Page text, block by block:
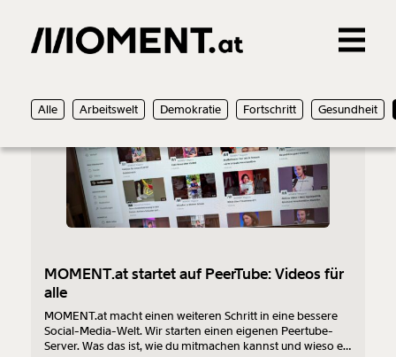
0Treffer 0Artikel
Alle Arbeitswelt Demokratie Fortschritt Gesundheit
30.06.2026
MOMENT.at startet auf PeerTube: Videos für
alle
MOMENT.at macht einen weiteren Schritt in eine bessere
Social-Media-Welt. Wir starten einen eigenen Peertube-
Server. Was das ist, wie du mitmachen kannst und wieso es